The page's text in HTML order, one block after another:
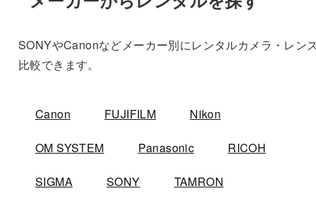
SONYやCanonなどメーカー別にレンタルカメラ・レン
比較できます。
Canon FUJIFILM Nikon
OM SYSTEM Panasonic RICOH
SIGMA SONY TAMRON